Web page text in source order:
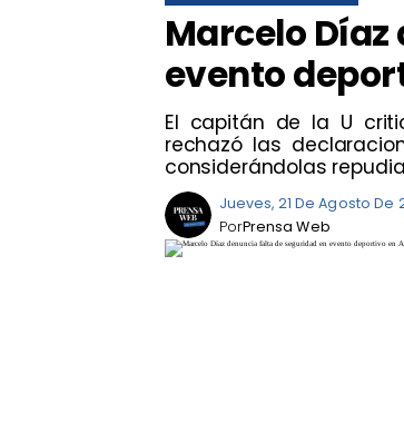
Marcelo
evento
El capitán de la U
rechazó las
considerándolas
Jueves, 21 De Agosto De
Prensa Web
Por